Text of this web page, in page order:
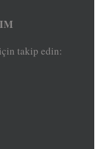
takip edin: